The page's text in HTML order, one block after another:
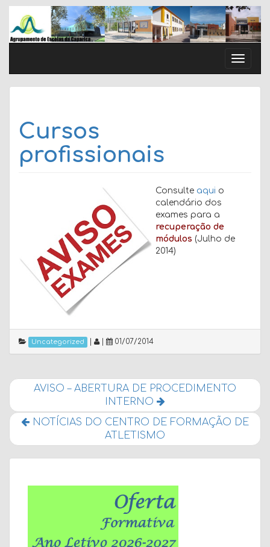
Skip
content
Toggle
Cursos
profissionais
Consulte aqui o
calendário dos
exames para a
recuperação de
módulos (Julho de
2014)
Uncategorized 01/07/2014
AVISO – ABERTURA DE PROCEDIMENTO
INTERNO
NOTÍCIAS DO CENTRO DE FORMAÇÃO DE
ATLETISMO